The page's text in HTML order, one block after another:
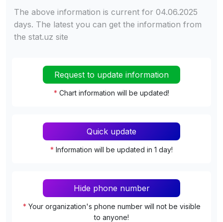
The above information is current for 04.06.2025
days. The latest you can get the information from
the stat.uz site
Request to update information
* Chart information will be updated!
Quick update
* Information will be updated in 1 day!
Hide phone number
* Your organization's phone number will not be visible
to anyone!